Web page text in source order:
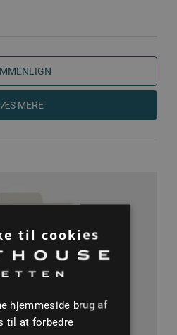
MERE
til cookies
hjemmeside brug af
til at forbedre